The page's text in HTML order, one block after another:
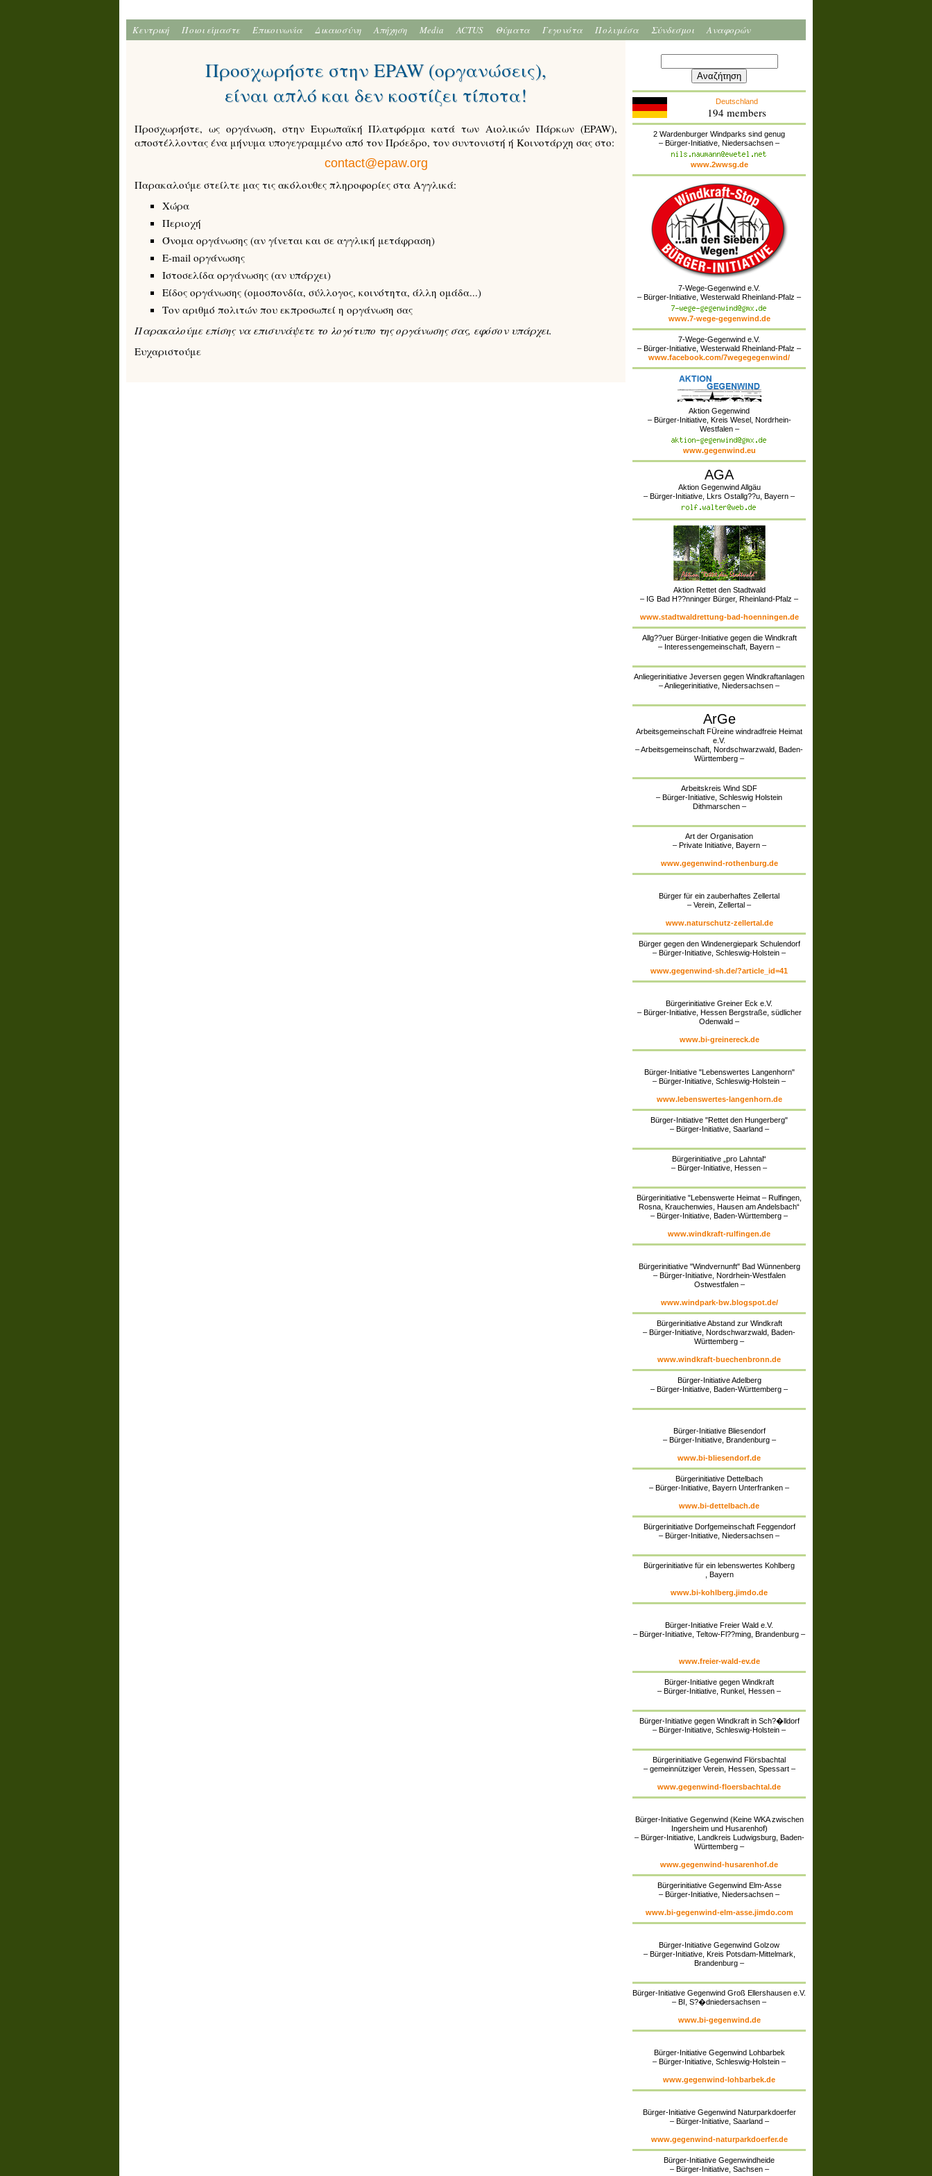
Κεντρική Ποιοι είμαστε Επικοινωνία Δικαιοσύνη Απήχηση Media ACTUS Θύματα Γεγονότα Πολυμέσα Σύνδεσμοι Αναφορών
Deutschland
194 members
2 Wardenburger Windparks sind genug
– Bürger-Initiative, Niedersachsen –
www.2wwsg.de
7-Wege-Gegenwind e.V.
– Bürger-Initiative, Westerwald Rheinland-Pfalz –
www.7-wege-gegenwind.de
7-Wege-Gegenwind e.V.
– Bürger-Initiative, Westerwald Rheinland-Pfalz –
www.facebook.com/7wegegegenwind/
Aktion Gegenwind
– Bürger-Initiative, Kreis Wesel, Nordrhein-
Westfalen –
www.gegenwind.eu
AGA
Aktion Gegenwind Allgäu
– Bürger-Initiative, Lkrs Ostallg??u, Bayern –
Aktion Rettet den Stadtwald
– IG Bad H??nninger Bürger, Rheinland-Pfalz –
www.stadtwaldrettung-bad-hoenningen.de
Allg??uer Bürger-Initiative gegen die Windkraft
– Interessengemeinschaft, Bayern –
Anliegerinitiative Jeversen gegen Windkraftanlagen
– Anliegerinitiative, Niedersachsen –
ArGe
Arbeitsgemeinschaft FÜreine windradfreie Heimat
e.V.
– Arbeitsgemeinschaft, Nordschwarzwald, Baden-
Württemberg –
Arbeitskreis Wind SDF
– Bürger-Initiative, Schleswig Holstein
Dithmarschen –
Art der Organisation
– Private Initiative, Bayern –
www.gegenwind-rothenburg.de
Bürger für ein zauberhaftes Zellertal
– Verein, Zellertal –
www.naturschutz-zellertal.de
Bürger gegen den Windenergiepark Schulendorf
– Bürger-Initiative, Schleswig-Holstein –
www.gegenwind-sh.de/?article_id=41
Bürgerinitiative Greiner Eck e.V.
– Bürger-Initiative, Hessen Bergstraße, südlicher
Odenwald –
www.bi-greinereck.de
Bürger-Initiative "Lebenswertes Langenhorn"
– Bürger-Initiative, Schleswig-Holstein –
www.lebenswertes-langenhorn.de
Bürger-Initiative "Rettet den Hungerberg"
– Bürger-Initiative, Saarland –
Bürgerinitiative „pro Lahntal“
– Bürger-Initiative, Hessen –
Bürgerinitiative "Lebenswerte Heimat – Rulfingen,
Rosna, Krauchenwies, Hausen am Andelsbach“
– Bürger-Initiative, Baden-Württemberg –
www.windkraft-rulfingen.de
Bürgerinitiative "Windvernunft" Bad Wünnenberg
– Bürger-Initiative, Nordrhein-Westfalen
Ostwestfalen –
www.windpark-bw.blogspot.de/
Bürgerinitiative Abstand zur Windkraft
– Bürger-Initiative, Nordschwarzwald, Baden-
Württemberg –
www.windkraft-buechenbronn.de
Bürger-Initiative Adelberg
– Bürger-Initiative, Baden-Württemberg –
Bürger-Initiative Bliesendorf
– Bürger-Initiative, Brandenburg –
www.bi-bliesendorf.de
Bürgerinitiative Dettelbach
– Bürger-Initiative, Bayern Unterfranken –
www.bi-dettelbach.de
Bürgerinitiative Dorfgemeinschaft Feggendorf
– Bürger-Initiative, Niedersachsen –
Bürgerinitiative für ein lebenswertes Kohlberg
, Bayern
www.bi-kohlberg.jimdo.de
Bürger-Initiative Freier Wald e.V.
– Bürger-Initiative, Teltow-Fl??ming, Brandenburg –
www.freier-wald-ev.de
Bürger-Initiative gegen Windkraft
– Bürger-Initiative, Runkel, Hessen –
Bürger-Initiative gegen Windkraft in Sch?�lldorf
– Bürger-Initiative, Schleswig-Holstein –
Bürgerinitiative Gegenwind Flörsbachtal
– gemeinnütziger Verein, Hessen, Spessart –
www.gegenwind-floersbachtal.de
Bürger-Initiative Gegenwind (Keine WKA zwischen
Ingersheim und Husarenhof)
– Bürger-Initiative, Landkreis Ludwigsburg, Baden-
Württemberg –
www.gegenwind-husarenhof.de
Bürgerinitiative Gegenwind Elm-Asse
– Bürger-Initiative, Niedersachsen –
www.bi-gegenwind-elm-asse.jimdo.com
Bürger-Initiative Gegenwind Golzow
– Bürger-Initiative, Kreis Potsdam-Mittelmark,
Brandenburg –
Bürger-Initiative Gegenwind Groß Ellershausen e.V.
– BI, S?�dniedersachsen –
www.bi-gegenwind.de
Bürger-Initiative Gegenwind Lohbarbek
– Bürger-Initiative, Schleswig-Holstein –
www.gegenwind-lohbarbek.de
Bürger-Initiative Gegenwind Naturparkdoerfer
– Bürger-Initiative, Saarland –
www.gegenwind-naturparkdoerfer.de
Bürger-Initiative Gegenwindheide
– Bürger-Initiative, Sachsen –
Προσχωρήστε στην EPAW (οργανώσεις),
είναι απλό και δεν κοστίζει τίποτα!
Προσχωρήστε, ως οργάνωση, στην Ευρωπαϊκή Πλατφόρμα κατά των Αιολικών Πάρκων (EPAW),
αποστέλλοντας ένα μήνυμα υπογεγραμμένο από τον Πρόεδρο, τον συντονιστή ή Κοινοτάρχη σας στο:
contact@epaw.org
Παρακαλούμε στείλτε μας τις ακόλουθες πληροφορίες στα Αγγλικά:
Χώρα
Περιοχή
Όνομα οργάνωσης (αν γίνεται και σε αγγλική μετάφραση)
E-mail οργάνωσης
Ιστοσελίδα οργάνωσης (αν υπάρχει)
Είδος οργάνωσης (ομοσπονδία, σύλλογος, κοινότητα, άλλη ομάδα...)
Τον αριθμό πολιτών που εκπροσωπεί η οργάνωση σας
Παρακαλούμε επίσης να επισυνάψετε το λογότυπο της οργάνωσης σας, εφόσον υπάρχει.
Ευχαριστούμε